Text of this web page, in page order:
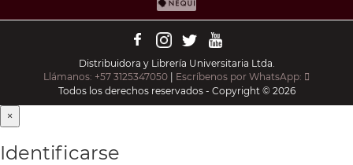
Distribuidora y Librería Universitaria Ltda.
Llámanos: +57 3125347050 | Escríbenos por WhatsApp:
Todos los derechos reservados - Copyright © 2026
×
Identificarse